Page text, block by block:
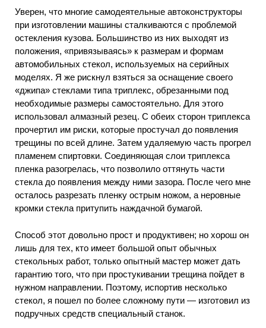
Уверен, что многие самодеятельные автоконструкторы
при изготовлении машины сталкиваются с проблемой
остекления кузова. Большинство из них выходят из
положения, «привязываясь» к размерам и формам
автомобильных стекол, используемых на серийных
моделях. Я же рискнул взяться за оснащение своего
«джипа» стеклами типа триплекс, обрезанными под
необходимые размеры самостоятельно. Для этого
использовал алмазный резец. С обеих сторон триплекса
прочертил им риски, которые простучал до появления
трещины по всей длине. Затем удаляемую часть прогрел
пламенем спиртовки. Соединяющая слои триплекса
пленка разогрелась, что позволило оттянуть части
стекла до появления между ними зазора. После чего мне
осталось разрезать пленку острым ножом, а неровные
кромки стекла притупить наждачной бумагой.
Способ этот довольно прост и продуктивен; но хорош он
лишь для тех, кто имеет большой опыт обычных
стекольных работ, только опытный мастер может дать
гарантию того, что при простукивании трещина пойдет в
нужном направлении. Поэтому, испортив несколько
стекол, я пошел по более сложному пути — изготовил из
подручных средств специальный станок.